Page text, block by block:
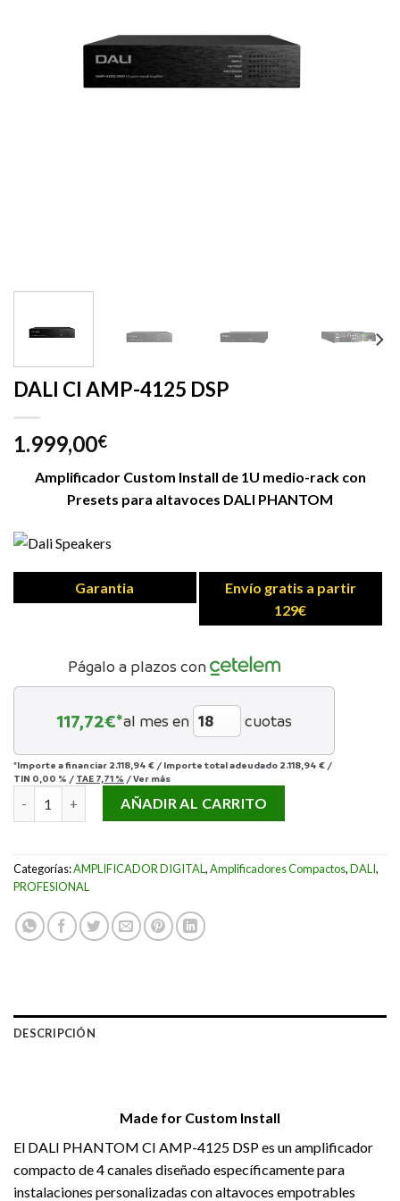
DALI CI AMP-4125 DSP
1.999,00€
Amplificador Custom Install de 1U medio-rack con
Presets para altavoces DALI PHANTOM
Garantia
Envío gratis a partir
129€
Págalo a plazos con
117,72€*al mes en cuotas
*Importe a financiar 2.118,94 € / Importe total adeudado 2.118,94 € /
TIN 0,00 % / TAE 7,71 % /Ver más
DALI CI AMP-4125 DSP cantidad
AÑADIR AL CARRITO
Categorías:AMPLIFICADOR DIGITAL,Amplificadores Compactos,DALI,
PROFESIONAL
DESCRIPCIÓN
Made for Custom Install
El DALI PHANTOM CI AMP-4125 DSP es un amplificador
compacto de 4 canales diseñado específicamente para
instalaciones personalizadas con altavoces empotrables